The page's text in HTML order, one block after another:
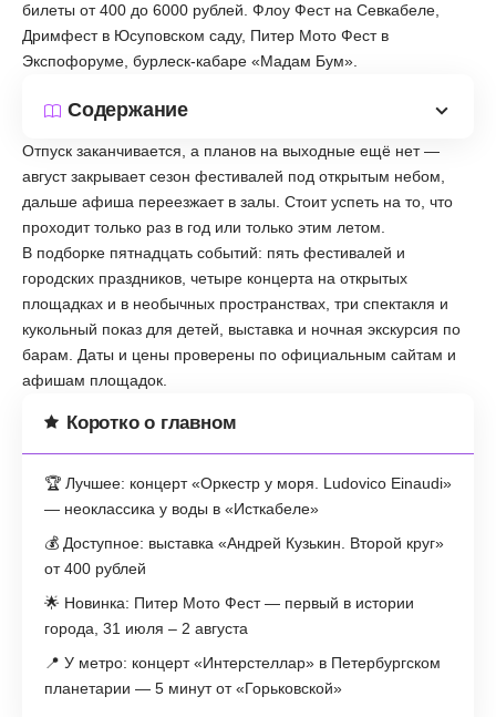
билеты от 400 до 6000 рублей. Флоу Фест на Севкабеле,
Дримфест в Юсуповском саду, Питер Мото Фест в
Экспофоруме, бурлеск-кабаре «Мадам Бум».
Содержание
Отпуск заканчивается, а планов на выходные ещё нет —
август закрывает сезон фестивалей под открытым небом,
дальше афиша переезжает в залы. Стоит успеть на то, что
проходит только раз в год или только этим летом.
В подборке пятнадцать событий: пять фестивалей и
городских праздников, четыре концерта на открытых
площадках и в необычных пространствах, три спектакля и
кукольный показ для детей, выставка и ночная экскурсия по
барам. Даты и цены проверены по официальным сайтам и
афишам площадок.
Коротко о главном
🏆 Лучшее: концерт «Оркестр у моря. Ludovico Einaudi»
— неоклассика у воды в «Исткабеле»
💰 Доступное: выставка «Андрей Кузькин. Второй круг»
от 400 рублей
🌟 Новинка: Питер Мото Фест — первый в истории
города, 31 июля – 2 августа
📍 У метро: концерт «Интерстеллар» в Петербургском
планетарии — 5 минут от «Горьковской»